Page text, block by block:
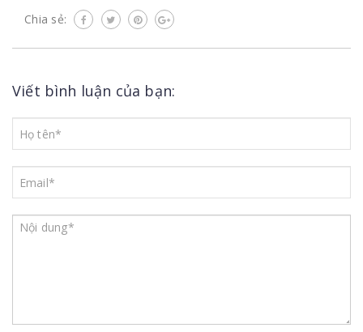
Chia sẻ:
Viết bình luận của bạn: